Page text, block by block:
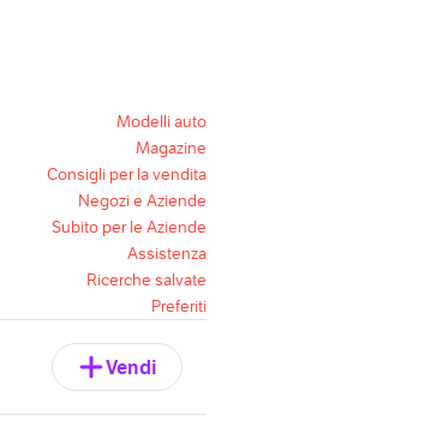
Modelli auto
Magazine
Consigli per la vendita
Negozi e Aziende
Subito per le Aziende
Assistenza
Ricerche salvate
Preferiti
Vendi